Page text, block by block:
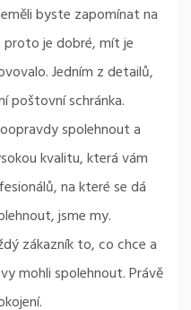
byste zapomínat na
proto je dobré, mít je
Jedním z detailů,
poštovní schránka.
spolehnout a
kvalitu, která vám
na které se dá
jsme my.
zákazník to, co chce a
mohli spolehnout. Právě